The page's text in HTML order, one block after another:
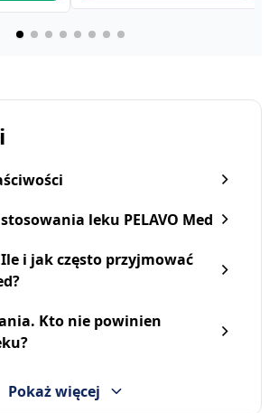
ml
roztwór doustny, 100 ml
leku PELAVO Med
i jak często przyjmować
Kto nie powinien
Pokaż więcej